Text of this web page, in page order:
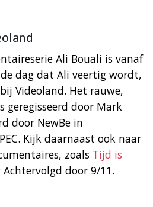
Ali Bouali is vanaf
dag dat Ali veertig wordt,
Videoland. Het rauwe,
door Mark
door NewBe in
Kijk daarnaast ook naar
zoals Tijd is
Achtervolgd door 9/11.